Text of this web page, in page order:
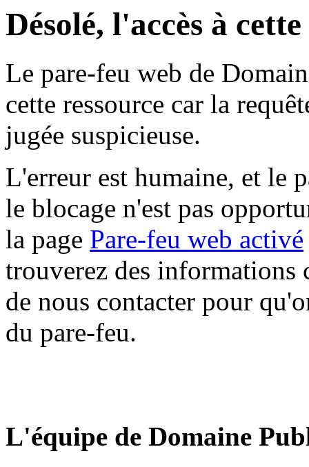
Désolé, l'accès à
Le pare-feu web de
cette ressource car la
jugée suspicieuse.
L'erreur est humaine, et le
le blocage n'est pas
la page Pare-feu web activé
trouverez des informations
de nous contacter pour
du pare-feu.
L'équipe de Domaine